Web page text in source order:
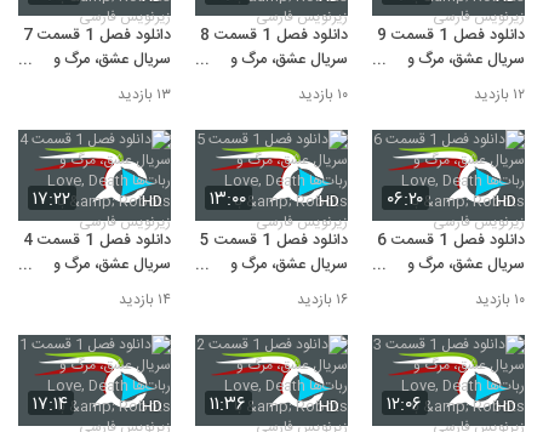
دانلود فصل 1 قسمت 9
سریال عشق، مرگ و
فارسی
۱۲ بازدید
دانلود فصل 1 قسمت 8
سریال عشق، مرگ و
فارسی
۱۰ بازدید
دانلود فصل 1 قسمت 7
سریال عشق، مرگ و
فارسی
۱۳ بازدید
۰۶:۲۰ HD
دانلود فصل 1 قسمت 6
سریال عشق، مرگ و
فارسی
۱۰ بازدید
۱۳:۰۰ HD
دانلود فصل 1 قسمت 5
سریال عشق، مرگ و
فارسی
۱۶ بازدید
۱۷:۲۲ HD
دانلود فصل 1 قسمت 4
سریال عشق، مرگ و
فارسی
۱۴ بازدید
۱۲:۰۶ HD ۱۱:۳۶ HD ۱۷:۱۴ HD